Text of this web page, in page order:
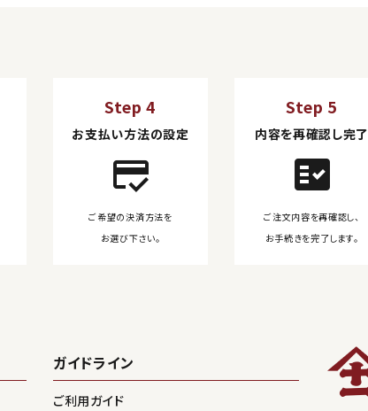
Step 4
お支払い方法の設定
credit_score
ご希望の決済方法を
お選び下さい。
Step 5
内容を再確認し完了
fact_check
ご注文内容を再確認し、
お手続きを完了します。
ガイドライン
ご利用ガイド